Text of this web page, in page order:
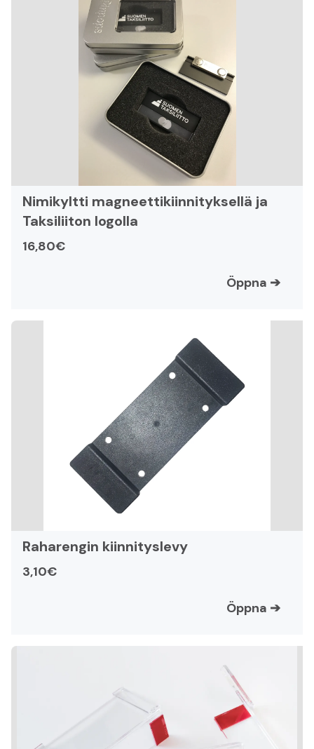
Nimikyltti magneettikiinnityksellä ja
Taksiliiton logolla
16,80€
Öppna ➔
Raharengin kiinnityslevy
3,10€
Öppna ➔